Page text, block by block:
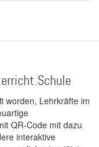
worden, Lehrkräfte im
QR-Code mit dazu
interaktive